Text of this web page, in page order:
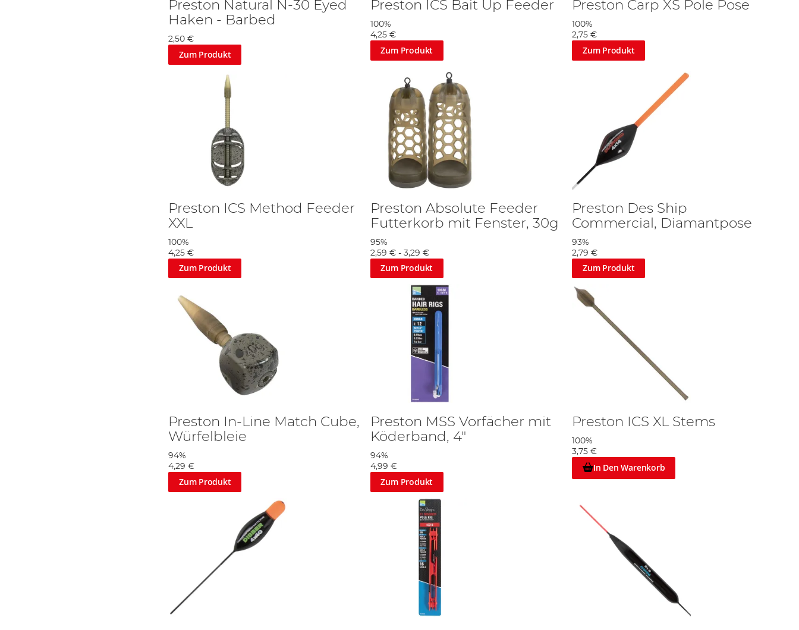
Preston Natural N-30 Eyed
Haken - Barbed
2,50 €
Zum Produkt
Preston ICS Bait Up Feeder
100%
4,25 €
Zum Produkt
Preston Carp XS Pole Pose
100%
2,75 €
Zum Produkt
Preston ICS Method Feeder
XXL
100%
4,25 €
Zum Produkt
Preston Absolute Feeder
Futterkorb mit Fenster, 30g
95%
2,59 €- 3,29 €
Zum Produkt
Preston Des Ship
Commercial, Diamantpose
93%
2,79 €
Zum Produkt
Preston In-Line Match Cube,
Würfelbleie
94%
4,29 €
Zum Produkt
Preston MSS Vorfächer mit
Köderband, 4"
94%
4,99 €
Zum Produkt
Preston ICS XL Stems
100%
3,75 €
In Den Warenkorb